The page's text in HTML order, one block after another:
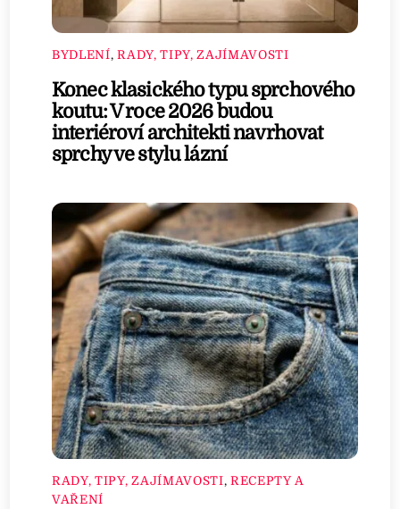
BYDLENÍ,RADY, TIPY, ZAJÍMAVOSTI
Konec klasického typu sprchového
koutu: V roce 2026 budou
interiéroví architekti navrhovat
sprchy ve stylu lázní
RADY, TIPY, ZAJÍMAVOSTI, RECEPTY A
VAŘENÍ